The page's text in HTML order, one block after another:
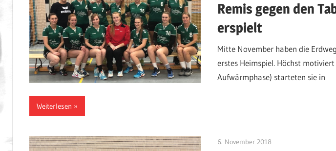
Remis gegen den
erspielt
Mitte November haben die
erstes Heimspiel. Höchst
Aufwärmphase) starteten sie in
Weiterlesen
6. November 2018